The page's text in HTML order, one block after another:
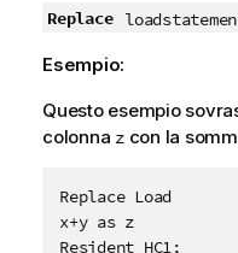
Replace
Esempio:
Questo esempio
colonna zcon la
Replace Load
x+y as z